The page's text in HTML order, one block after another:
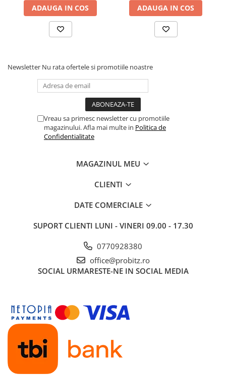
Multifunctionale Inkjet
Multifunctionale laser
Accesorii switch-uri
Switch-uri
Alte accesorii retea
Access Points & Range Extendere
Echipament firewall
Telefoane si tablete
ADAUGA IN COS ADAUGA IN COS
Newsletter Nu rata ofertele si promotiile noastre
Vreau sa primesc newsletter cu promotiile
magazinului. Afla mai multe in Politica de
Confidentialitate
MAGAZINUL MEU
CLIENTI
DATE COMERCIALE
SUPORT CLIENTI LUNI - VINERI 09.00 - 17.30
0770928380
office@probitz.ro
SOCIAL URMARESTE-NE IN SOCIAL MEDIA